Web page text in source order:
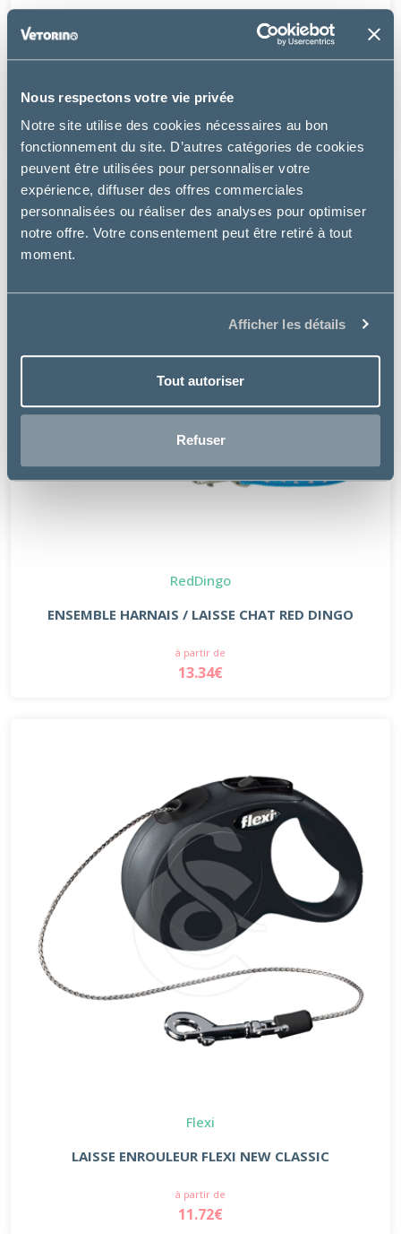
Nous respectons votre vie privée
Notre site utilise des cookies nécessaires au bon
fonctionnement du site. D’autres catégories de cookies
peuvent être utilisées pour personnaliser votre
expérience, diffuser des offres commerciales
personnalisées ou réaliser des analyses pour optimiser
notre offre. Votre consentement peut être retiré à tout
moment.
Afficher les détails
Tout autoriser
Refuser
12.73€
RedDingo
ENSEMBLE HARNAIS / LAISSE CHAT RED DINGO
à partir de
13.34€
Flexi
LAISSE ENROULEUR FLEXI NEW CLASSIC
à partir de
11.72€